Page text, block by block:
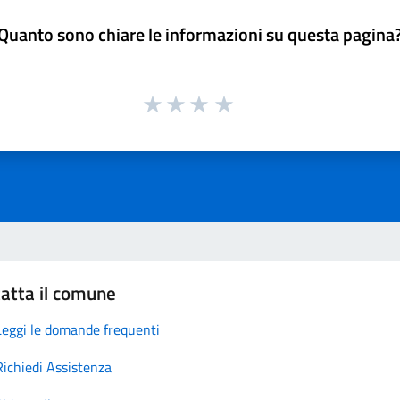
sono chiare le informazioni su questa
il comune
le domande frequenti
Assistenza